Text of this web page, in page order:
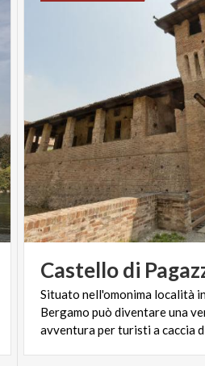
Castellodi
Situato nell'omonima località
Bergamo può diventare una
avventura per turisti a caccia